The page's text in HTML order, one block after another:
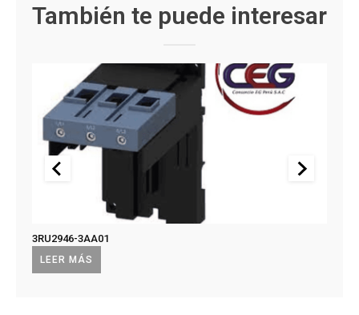
También te puede interesar
LEER MÁS
3RU2946-3AA01